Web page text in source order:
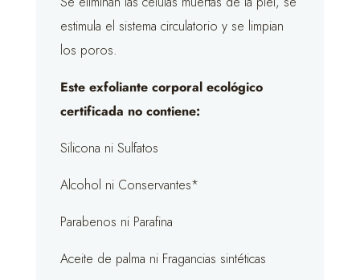
estimula el sistema circulatorio y se limpian
los poros.
Este exfoliante corporal ecológico
certificada no contiene:
Silicona ni Sulfatos
Alcohol ni Conservantes*
Parabenos ni Parafina
Aceite de palma ni Fragancias sintéticas